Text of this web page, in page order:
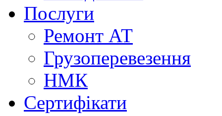
Послуги
Ремонт АТ
Грузоперевезення
НМК
Сертифікати